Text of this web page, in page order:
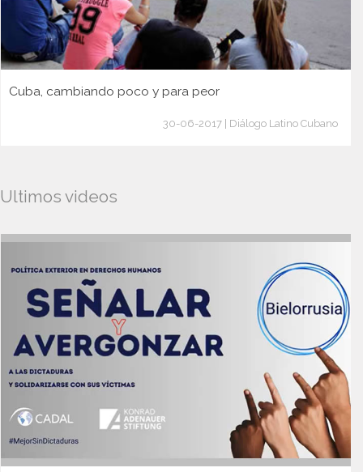
Cuba, cambiando poco y para peor
30-06-2017 | Diálogo Latino Cubano
Ultimos videos